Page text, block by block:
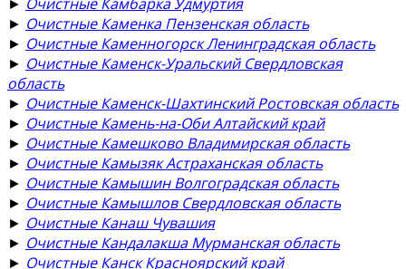
► Очистные Каменка Пензенская область
► Очистные Каменногорск Ленинградская область
► Очистные Каменск-Уральский Свердловская
область
► Очистные Каменск-Шахтинский Ростовская область
► Очистные Камень-на-Оби Алтайский край
► Очистные Камешково Владимирская область
► Очистные Камызяк Астраханская область
► Очистные Камышин Волгоградская область
► Очистные Камышлов Свердловская область
► Очистные Канаш Чувашия
► Очистные Кандалакша Мурманская область
► Очистные Канск Красноярский край